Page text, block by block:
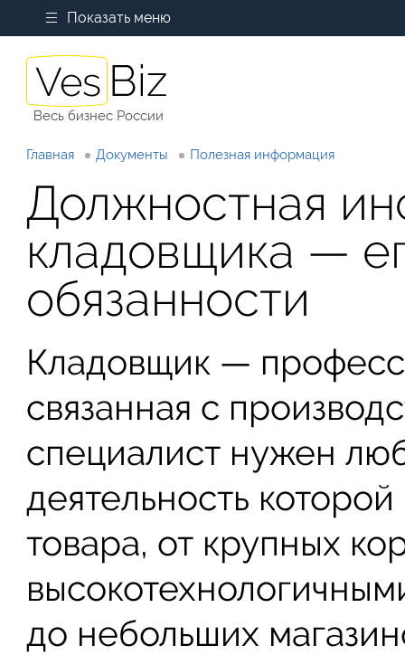
Показать меню
Весь бизнес России
Главная Документы Полезная информация
Должностная
кладовщика —
обязанности
Кладовщик —
связанная с
специалист нужен
деятельность
товара, от крупных
до небольших